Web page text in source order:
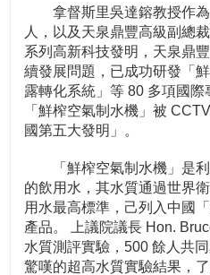
拿督斯里吳達鎔教授作為
人，以及天泉鼎豐高級副總
系列高新科技發明，天泉鼎
續發展問題，已成功研發「
露轉化系統」等 80 多項國際
「鮮榨空氣制水機」被
國第五大發明」。
「鮮榨空氣制水機」是利
的飲用水，其水質通過世界
用水最高標準，己列入中國
產品。 上議院議長 Hon.
水質測評實驗，500 餘人共
驚嘆的超高水質實驗結果，